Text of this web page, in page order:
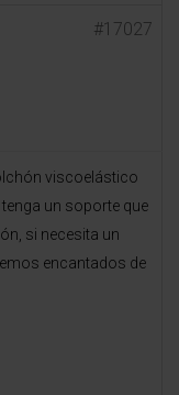
#17027
viscoelástico
un soporte que
si necesita un
encantados de